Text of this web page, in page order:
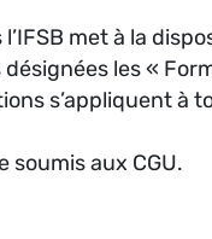
met à la
les «
s’appliquent à
soumis aux CGU.